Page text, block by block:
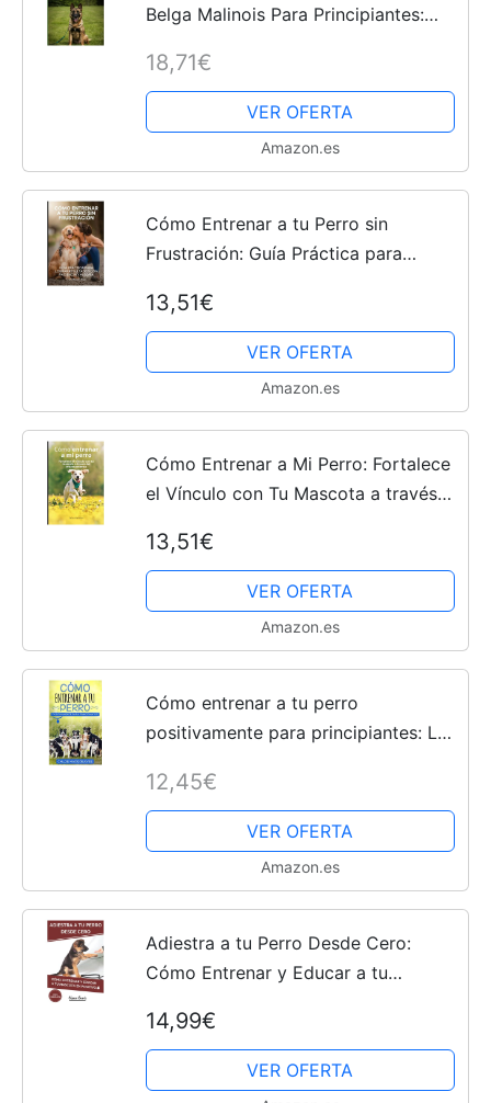
Belga Malinois Para Principiantes:
integrar, involucrar, nutrir y apreciar a
su nuevo...
18,71€
VER OFERTA
Amazon.es
Cómo Entrenar a tu Perro sin
Frustración: Guía Práctica para
Alegría
13,51€
VER OFERTA
Amazon.es
Cómo Entrenar a Mi Perro: Fortalece
el Vínculo con Tu Mascota a través
13,51€
VER OFERTA
Amazon.es
Cómo entrenar a tu perro
positivamente para principiantes: La
de manera amorosa y amistosa sin
causarle estrés o daño...
12,45€
VER OFERTA
Amazon.es
Adiestra a tu Perro Desde Cero:
Cómo Entrenar y Educar a tu
Técnicas, Trucos y Habilidades para
el Adiestramiento Canino...
14,99€
VER OFERTA